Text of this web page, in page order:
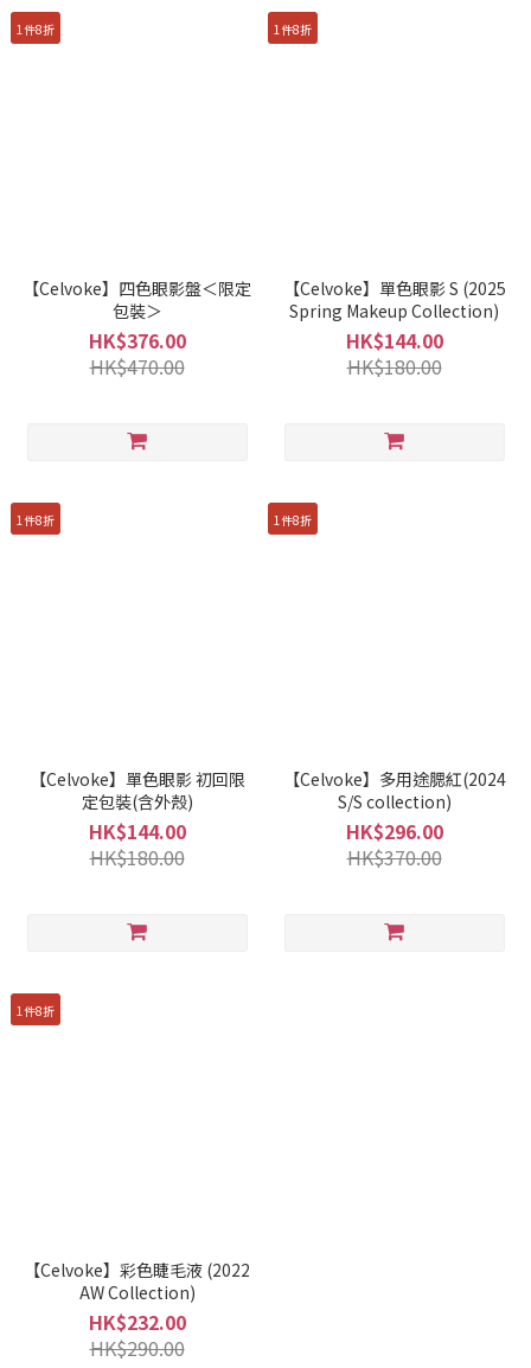
1件8折
【Celvoke】四色眼影盤＜限定
包裝＞
HK$376.00
HK$470.00
1件8折
【Celvoke】單色眼影 S (2025
Spring Makeup Collection)
HK$144.00
HK$180.00
1件8折
【Celvoke】單色眼影 初回限
定包裝(含外殼)
HK$144.00
HK$180.00
1件8折
【Celvoke】多用途腮紅(2024
S/S collection)
HK$296.00
HK$370.00
1件8折
【Celvoke】彩色睫毛液 (2022
AW Collection)
HK$232.00
HK$290.00